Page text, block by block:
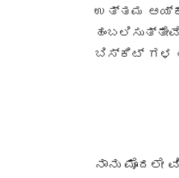
ಉತ್ತಮ
ಬಿಸ್ಕಿಟ್ ಗಳ
ನಾನು